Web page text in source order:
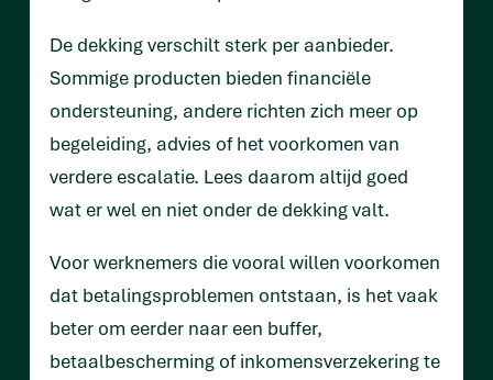
De dekking verschilt sterk per aanbieder.
Sommige producten bieden financiële
ondersteuning, andere richten zich meer op
begeleiding, advies of het voorkomen van
verdere escalatie. Lees daarom altijd goed
wat er wel en niet onder de dekking valt.
Voor werknemers die vooral willen voorkomen
dat betalingsproblemen ontstaan, is het vaak
beter om eerder naar een buffer,
betaalbescherming of inkomensverzekering te